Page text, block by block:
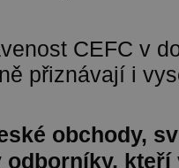
CEFC v
přiznávají i
obchody,
odborníky,